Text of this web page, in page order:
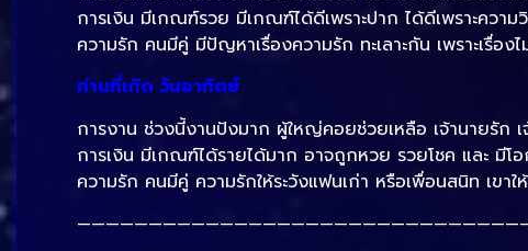
การเงิน มีเกณฑ์รวย มีเกณฑ์ได้ดีเพราะปาก ได้ดีเพราะควา
ความรัก คนมีคู่ มีปัญหาเรื่องความรัก ทะเลาะกัน เพราะเรื่อ
ท่านที่เกิด วันอาทิตย์
การงาน ช่วงนี้งานปังมาก ผู้ใหญ่คอยช่วยเหลือ เจ้านายรัก
การเงิน มีเกณฑ์ได้รายได้มาก อาจถูกหวย รวยโชค และ มีโ
ความรัก คนมีคู่ ความรักให้ระวังแฟนเก่า หรือเพื่อนสนิท เขา